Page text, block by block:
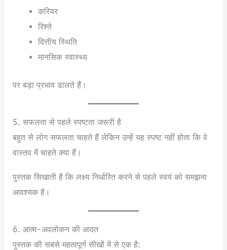
करियर
रिश्ते
वित्तीय स्थिति
मानसिक स्वास्थ्य
पर बड़ा प्रभाव डालते हैं।
5. सफलता से पहले स्पष्टता जरूरी है
बहुत से लोग सफलता चाहते हैं लेकिन उन्हें यह स्पष्ट नहीं होता कि वे
वास्तव में चाहते क्या हैं।
पुस्तक सिखाती है कि लक्ष्य निर्धारित करने से पहले स्वयं को समझना
आवश्यक है।
6. आत्म-अवलोकन की आदत
पुस्तक की सबसे महत्वपूर्ण सीखों में से एक है: